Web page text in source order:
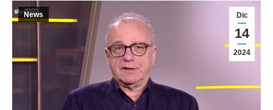
Dic
14
2024
News